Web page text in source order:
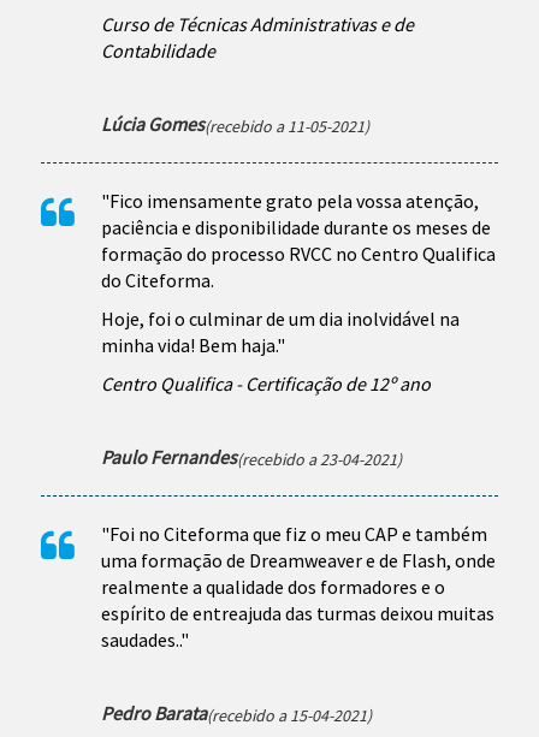
Curso de Técnicas Administrativas e de
Contabilidade
Lúcia Gomes(recebido a 11-05-2021)
"Fico imensamente grato pela vossa atenção,
paciência e disponibilidade durante os meses de
formação do processo RVCC no Centro Qualifica
do Citeforma.
Hoje, foi o culminar de um dia inolvidável na
minha vida! Bem haja."
Centro Qualifica - Certificação de 12º ano
Paulo Fernandes(recebido a 23-04-2021)
"Foi no Citeforma que fiz o meu CAP e também
uma formação de Dreamweaver e de Flash, onde
realmente a qualidade dos formadores e o
espírito de entreajuda das turmas deixou muitas
saudades.."
Pedro Barata(recebido a 15-04-2021)